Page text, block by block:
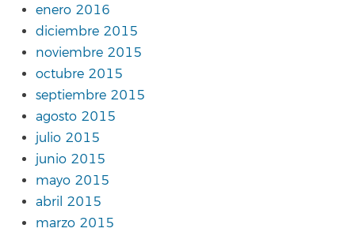
enero 2016
diciembre 2015
noviembre 2015
octubre 2015
septiembre 2015
agosto 2015
julio 2015
junio 2015
mayo 2015
abril 2015
marzo 2015